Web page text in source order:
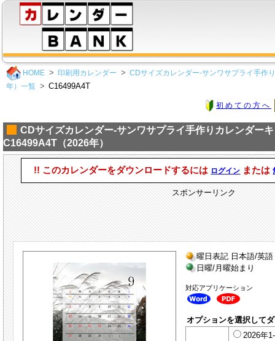
HOME 印刷用カレンダー
CDサイズカレンダー-サンワサプライ手作
年）一覧
C16499A4T
初めての方へ
CDサイズカレンダー-サンワサプライ手作りカレンダー
C16499A4T（2026年）
!! このカレンダーをダウンロードするには ログイン または
スポンサーリンク
曜日表記 日本語/英語
日曜/月曜始まり
対応アプリケーション
オプションを選択して
2026年